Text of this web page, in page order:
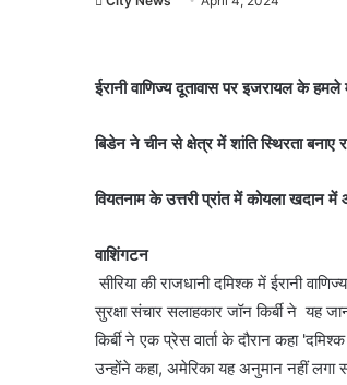
ईरानी वाणिज्य दूतावास पर इजरायल के हमले
बिडेन ने चीन से क्षेत्र में शांति स्थिरता
वियतनाम के उत्तरी प्रांत में कोयला
वाशिंगटन
सीरिया की राजधानी दमिश्क में ईरानी
सुरक्षा संचार सलाहकार जॉन किर्बी ने यह
किर्बी ने एक प्रेस वार्ता के दौरान कहा
उन्होंने कहा, अमेरिका यह अनुमान नहीं लगा